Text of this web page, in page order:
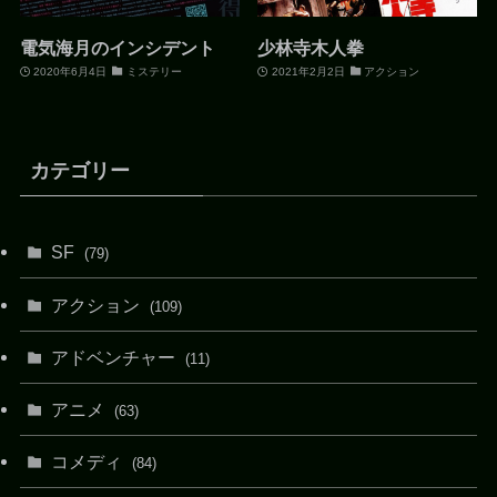
電気海月のインシデント
2020年6月4日 ミステリー
少林寺木人拳
2021年2月2日 アクション
カテゴリー
SF (79)
アクション (109)
アドベンチャー (11)
アニメ (63)
コメディ (84)